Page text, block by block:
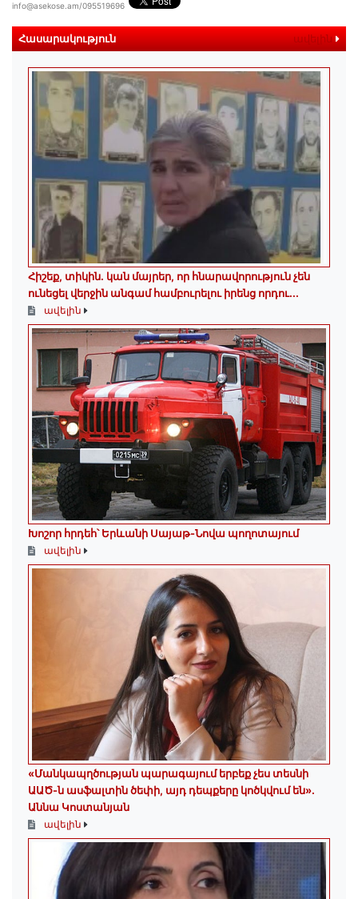
info@asekose.am/095519696
Հասարակություն ավելին
Հիշեք, տիկին․ կան մայրեր, որ հնարավորություն չեն
ունեցել վերջին անգամ համբուրելու իրենց որդու...
ավելին
Խոշոր հրդեհ՝ Երևանի Սայաթ-Նովա պողոտայում
ավելին
«Մանկապղծության պարագայում երբեք չես տեսնի
ԱԱԾ-ն ասֆալտին ծեփի, այդ դեպքերը կոծկվում են»․
Աննա Կոստանյան
ավելին